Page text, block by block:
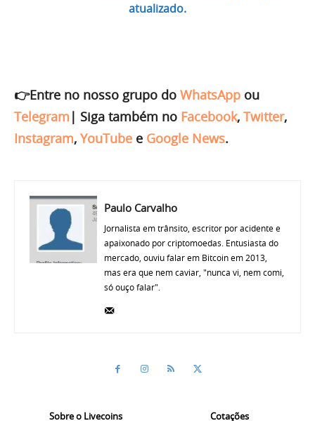
atualizado.
👉Entre no nosso grupo do WhatsApp ou
Telegram | Siga também no Facebook, Twitter,
Instagram, YouTube e Google News.
Paulo Carvalho
Jornalista em trânsito, escritor por acidente e
apaixonado por criptomoedas. Entusiasta do
mercado, ouviu falar em Bitcoin em 2013,
mas era que nem caviar, "nunca vi, nem comi,
só ouço falar".
Sobre o Livecoins Cotações